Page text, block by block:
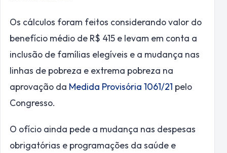
Os cálculos foram feitos considerando valor do
benefício médio de R$ 415 e levam em conta a
inclusão de famílias elegíveis e a mudança nas
linhas de pobreza e extrema pobreza na
aprovação da Medida Provisória 1061/21 pelo
Congresso.
O ofício ainda pede a mudança nas despesas
obrigatórias e programações da saúde e